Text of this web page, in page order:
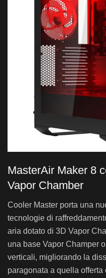
MasterAir Maker 8
Vapor Chamber
Cooler Master porta una
tecnologie di
aria dotato di 3D Vapor
una base Vapor Champer
verticali, migliorando la
paragonata a quella